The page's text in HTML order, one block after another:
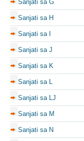
Sanjati sa G
Sanjati sa H
Sanjati sa I
Sanjati sa J
Sanjati sa K
Sanjati sa L
Sanjati sa LJ
Sanjati sa M
Sanjati sa N